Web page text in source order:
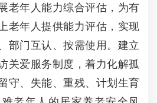
老年人能力综合评估，为有
老年人提供能力评估，实现
部门互认、按需使用。建立
关爱服务制度，着力化解孤
守、失能、重残、计划生育